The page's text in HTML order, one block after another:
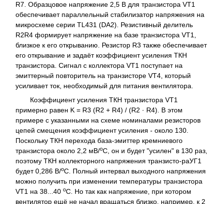
R7. Образцовое напряжение 2,5 В для транзистора VT1
обеспечивает параллельный стабилизатор напряжения на
микросхеме серии TL431 (DA2). Резистивный делитель
R2R4 формирует напряжение на базе транзистора VT1,
близкое к его открыванию. Резистор R3 также обеспечивает
его открывание и задаёт коэффициент усиления ТКН
транзистора. Сигнал с коллектора VT1 поступает на
эмиттерный повторитель на транзисторе VT4, который
усиливает ток, необходимый для питания вентилятора.
Коэффициент усиления ТКН транзистора VT1
примерно равен K = R3 (R2 + R4) / (R2 · R4). В этом
примере с указанными на схеме номиналами резисторов
цепей смещения коэффициент усиления - около 130.
Поскольку ТКН перехода база-эмиттер кремниевого
транзистора около 2,2 мВ/оС, он и будет "усилен" в 130 раз,
поэтому ТКН коллекторного напряжения транзисто-раУГ1
будет 0,286 В/оС. Полный интервал выходного напряжения
можно получить при изменении температуры транзистора
VT1 на 38...40 оС. Но так как напряжение, при котором
вентилятор ещё не начал вращаться близко, например, к 2